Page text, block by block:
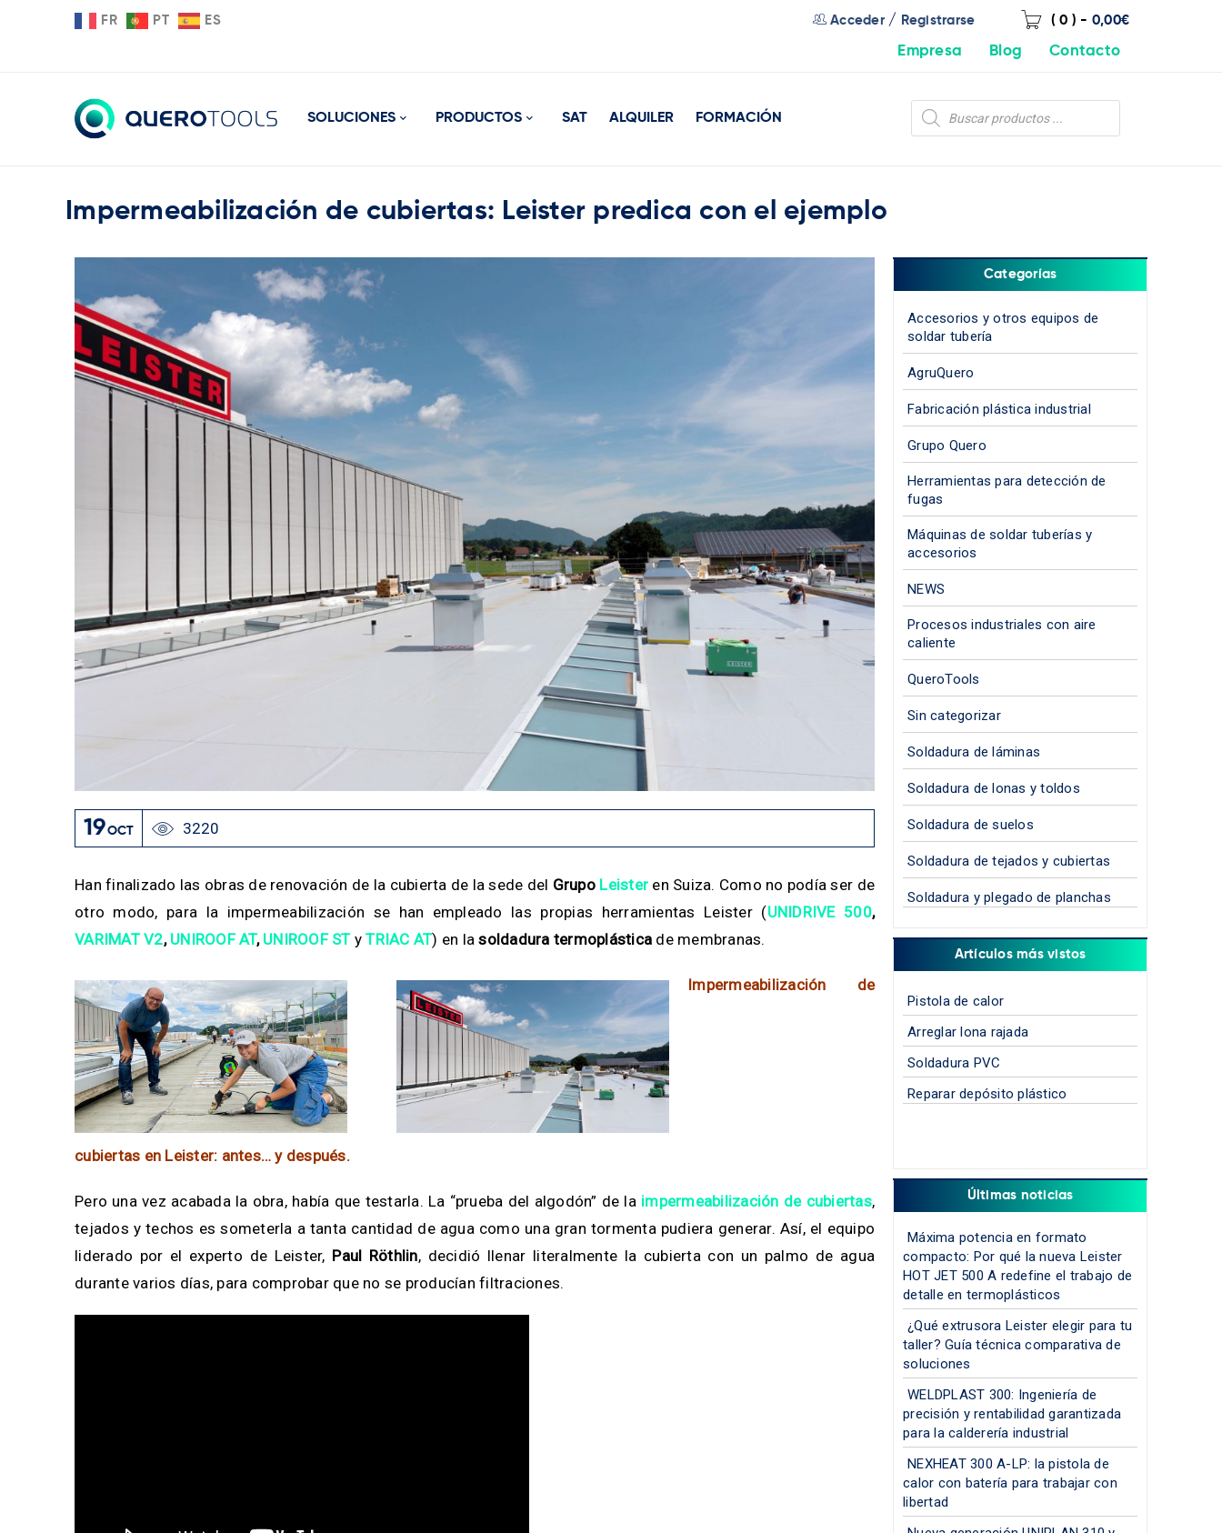
FR PT ES ( 0 ) - 0,00€
Acceder/ Registrarse
Empresa Blog Contacto
SOLUCIONES PRODUCTOS SAT ALQUILER FORMACIÓN
Impermeabilización de cubiertas: Leister predica con el ejemplo
19OCT 3220
Han finalizado las obras de renovación de la cubierta de la sede del Grupo Leister en Suiza. Como no podía ser de
otro modo, para la impermeabilización se han empleado las propias herramientas Leister (UNIDRIVE 500,
VARIMAT V2, UNIROOF AT, UNIROOF STy TRIAC AT) en lasoldadura termoplástica de membranas.
Impermeabilización de
cubiertas en Leister: antes… y después.
Pero una vez acabada la obra, había que testarla. La “prueba del algodón” de la impermeabilización de cubiertas,
tejados y techos es someterla a tanta cantidad de agua como una gran tormenta pudiera generar. Así, el equipo
liderado por el experto de Leister, Paul Röthlin, decidió llenar literalmente la cubierta con un palmo de agua
durante varios días, para comprobar que no se producían filtraciones.
Categorías
Accesorios y otros equipos de
soldar tubería
AgruQuero
Fabricación plástica industrial
Grupo Quero
Herramientas para detección de
fugas
Máquinas de soldar tuberías y
accesorios
NEWS
Procesos industriales con aire
caliente
QueroTools
Sin categorizar
Soldadura de láminas
Soldadura de lonas y toldos
Soldadura de suelos
Soldadura de tejados y cubiertas
Soldadura y plegado de planchas
Artículos más vistos
Pistola de calor
Arreglar lona rajada
Soldadura PVC
Reparar depósito plástico
Últimas noticias
Máxima potencia en formato
compacto: Por qué la nueva Leister
HOT JET 500 A redefine el trabajo de
detalle en termoplásticos
¿Qué extrusora Leister elegir para tu
taller? Guía técnica comparativa de
soluciones
WELDPLAST 300: Ingeniería de
precisión y rentabilidad garantizada
para la calderería industrial
NEXHEAT 300 A-LP: la pistola de
calor con batería para trabajar con
libertad